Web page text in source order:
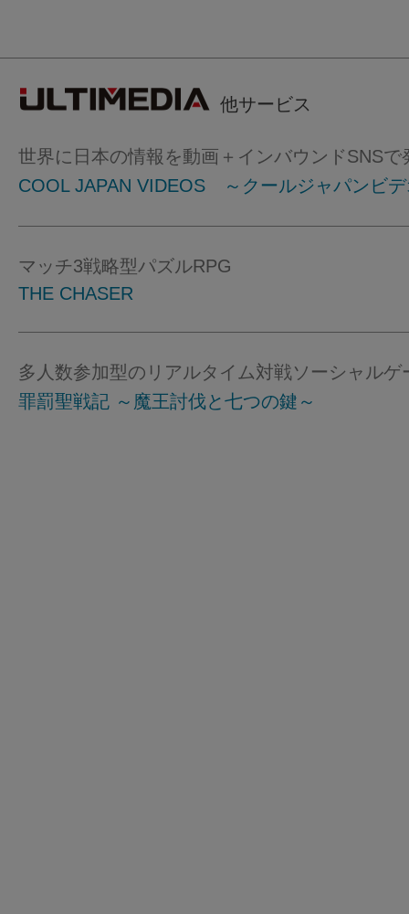
他サービス
世界に日本の情報を動画＋インバウンドSNSで
COOL JAPAN VIDEOS ～クールジャパンビ
マッチ3戦略型パズルRPG
THE CHASER
多人数参加型のリアルタイム対戦ソーシャルゲ
罪罰聖戦記 ～魔王討伐と七つの鍵～